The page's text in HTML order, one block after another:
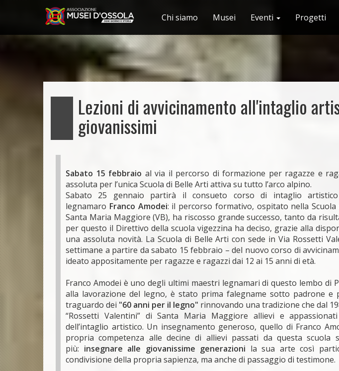
Salta
contenuto
principale
Chi siamo Musei Eventi Progetti
Lezioni di avvicinamento all'intaglio
giovanissimi
Sabato 15 febbraio al via il percorso di formazione per ragazze e
assoluta per l’unica Scuola di Belle Arti attiva su tutto l’arco alpino.
Sabato 25 gennaio partirà il consueto corso di intaglio
legnamaro Franco Amodei: il percorso formativo, ospitato nella
Santa Maria Maggiore (VB), ha riscosso grande successo, tanto da
per questo il Direttivo della scuola vigezzina ha deciso, grazie alla
una assoluta novità. La Scuola di Belle Arti con sede in Via Rossetti
settimane a partire da sabato 15 febbraio – del nuovo corso di
ideato appositamente per ragazze e ragazzi dai 12 ai 15 anni di età.
Franco Amodei è uno degli ultimi maestri legnamari di questo lembo di
alla lavorazione del legno, è stato prima falegname sotto padrone e
traguardo dei "60 anni per il legno" rinnovando una tradizione che dal
“Rossetti Valentini” di Santa Maria Maggiore allievi e
dell’intaglio artistico. Un insegnamento generoso, quello di Franco
propria competenza alle decine di allievi passati da questa scuola
più: insegnare alle giovanissime generazioni la sua arte così
condivisione della propria sapienza, ma anche di passaggio di testimone.